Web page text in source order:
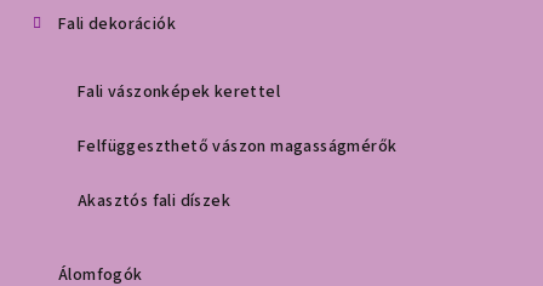
Fali dekorációk
Fali vászonképek kerettel
Felfüggeszthető vászon magasságmérők
Akasztós fali díszek
Álomfogók